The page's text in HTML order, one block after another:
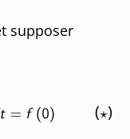
supposer
( )